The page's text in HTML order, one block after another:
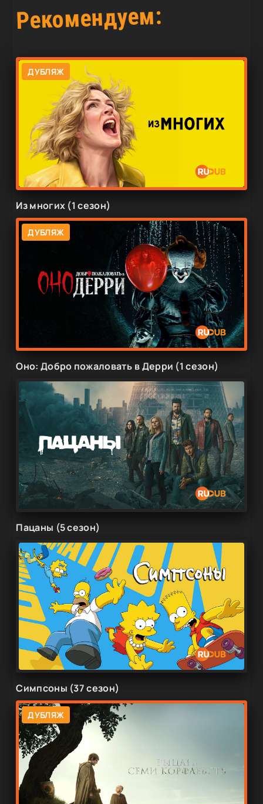
Рекомендуем:
ДУБЛЯЖ
Из многих (1 сезон)
ДУБЛЯЖ
Оно: Добро пожаловать в Дерри (1 сезон)
Пацаны (5 сезон)
Симпсоны (37 сезон)
ДУБЛЯЖ